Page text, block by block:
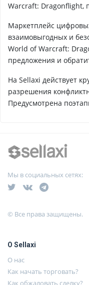
Warcraft: Dragonflight,
Маркетплейс
взаимовыгодных и
World of Warcraft:
предложения и
На Sellaxi действует
разрешения
Предусмотрена
Мы в социальных сетях:
© Все права защищены.
О Sellaxi
О нас
Как начать торговать?
Как обжаловать сделку?